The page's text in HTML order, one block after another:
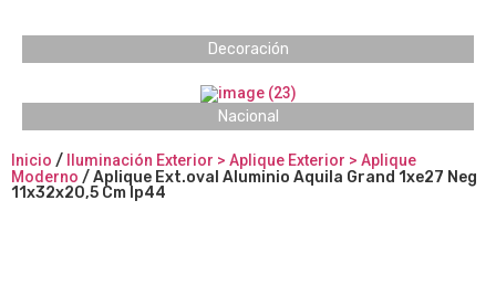
Decoración
Nacional
Inicio /
Iluminación Exterior > Aplique Exterior > Aplique
Moderno / Aplique Ext.oval Aluminio Aquila Grand 1xe27 Neg
11x32x20,5 Cm Ip44